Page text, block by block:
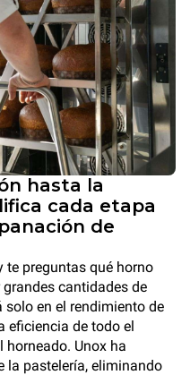
hasta la
cada etapa
de
te preguntas qué horno
cantidades de
solo en el rendimiento de
eficiencia de todo el
horneado. Unox ha
la pastelería, eliminando